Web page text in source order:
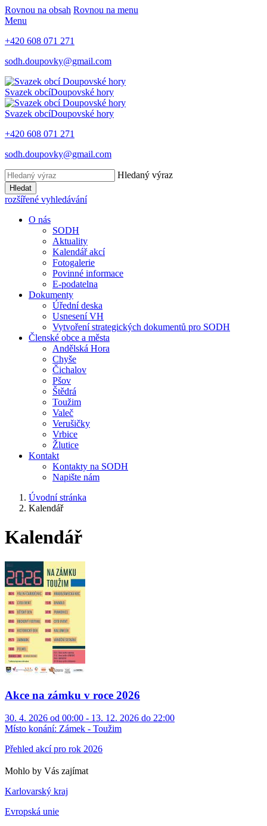
Rovnou na obsah Rovnou na menu
Menu
+420 608 071 271
sodh.doupovky@gmail.com
Svazek obcíDoupovské hory
Svazek obcíDoupovské hory
+420 608 071 271
sodh.doupovky@gmail.com
Hledaný výraz
Hledat
rozšířené vyhledávání
O nás
SODH
Aktuality
Kalendář akcí
Fotogalerie
Povinné informace
E-podatelna
Dokumenty
Úřední deska
Usnesení VH
Vytvoření strategických dokumentů pro SODH
Členské obce a města
Andělská Hora
Chyše
Čichalov
Pšov
Štědrá
Toužim
Valeč
Verušičky
Vrbice
Žlutice
Kontakt
Kontakty na SODH
Napište nám
Úvodní stránka
Kalendář
Kalendář
Akce na zámku v roce 2026
30. 4. 2026 od 00:00 - 13. 12. 2026 do 22:00
Místo konání: Zámek - Toužim
Přehled akcí pro rok 2026
Mohlo by Vás zajímat
Karlovarský kraj
Evropská unie